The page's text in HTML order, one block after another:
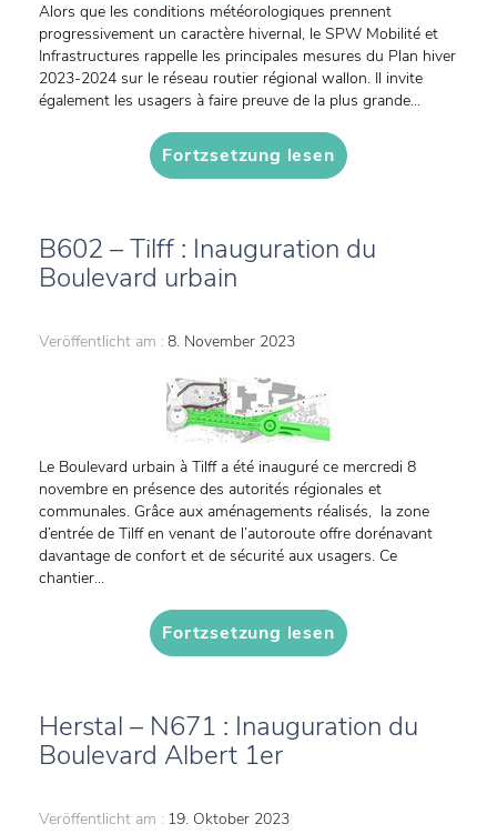
Alors que les conditions météorologiques prennent
progressivement un caractère hivernal, le SPW Mobilité et
Infrastructures rappelle les principales mesures du Plan hiver
2023-2024 sur le réseau routier régional wallon. Il invite
également les usagers à faire preuve de la plus grande...
Fortzsetzung lesen
B602 – Tilff : Inauguration du
Boulevard urbain
Veröffentlicht am : 8. November 2023
Le Boulevard urbain à Tilff a été inauguré ce mercredi 8
novembre en présence des autorités régionales et
communales. Grâce aux aménagements réalisés, la zone
d’entrée de Tilff en venant de l’autoroute offre dorénavant
davantage de confort et de sécurité aux usagers. Ce
chantier...
Fortzsetzung lesen
Herstal – N671 : Inauguration du
Boulevard Albert 1er
Veröffentlicht am : 19. Oktober 2023